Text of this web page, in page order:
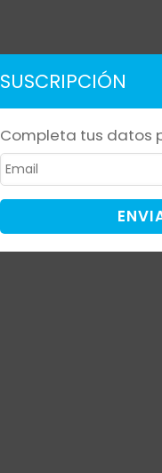
SUSCRIPCIÓN
Completa tus datos